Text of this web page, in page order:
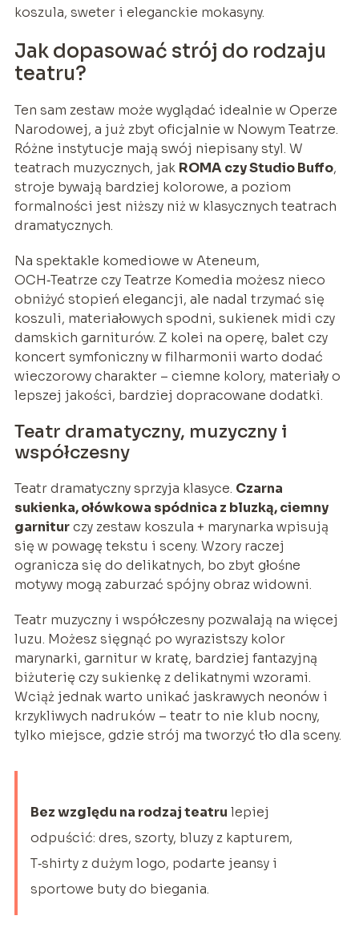
koszula, sweter i eleganckie mokasyny.
Jak dopasować strój do rodzaju
teatru?
Ten sam zestaw może wyglądać idealnie w Operze
Narodowej, a już zbyt oficjalnie w Nowym Teatrze.
Różne instytucje mają swój niepisany styl. W
teatrach muzycznych, jak ROMA czy Studio Buffo,
stroje bywają bardziej kolorowe, a poziom
formalności jest niższy niż w klasycznych teatrach
dramatycznych.
Na spektakle komediowe w Ateneum,
OCH‑Teatrze czy Teatrze Komedia możesz nieco
obniżyć stopień elegancji, ale nadal trzymać się
koszuli, materiałowych spodni, sukienek midi czy
damskich garniturów. Z kolei na operę, balet czy
koncert symfoniczny w filharmonii warto dodać
wieczorowy charakter – ciemne kolory, materiały o
lepszej jakości, bardziej dopracowane dodatki.
Teatr dramatyczny, muzyczny i
współczesny
Teatr dramatyczny sprzyja klasyce. Czarna
sukienka, ołówkowa spódnica z bluzką, ciemny
garniturczy zestaw koszula + marynarka wpisują
się w powagę tekstu i sceny. Wzory raczej
ogranicza się do delikatnych, bo zbyt głośne
motywy mogą zaburzać spójny obraz widowni.
Teatr muzyczny i współczesny pozwalają na więcej
luzu. Możesz sięgnąć po wyrazistszy kolor
marynarki, garnitur w kratę, bardziej fantazyjną
biżuterię czy sukienkę z delikatnymi wzorami.
Wciąż jednak warto unikać jaskrawych neonów i
krzykliwych nadruków – teatr to nie klub nocny,
tylko miejsce, gdzie strój ma tworzyć tło dla sceny.
Bez względu na rodzaj teatru lepiej
odpuścić: dres, szorty, bluzy z kapturem,
T‑shirty z dużym logo, podarte jeansy i
sportowe buty do biegania.